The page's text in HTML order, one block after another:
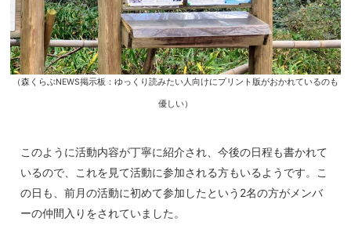
（森くらぶNEWS掲示板：ゆっくり読みたい人向けにプリント版がおかれているのも
優しい）
このように活動内容が丁寧に紹介され、今後の日程も書かれて
いるので、これを見て活動に参加される方もいるようです。こ
の日も、前月の活動に初めて参加したという2名の方がメンバ
ーの仲間入りをされていました。